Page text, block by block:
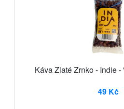
Káva Zlaté Zrnko - Indie
49 Kč